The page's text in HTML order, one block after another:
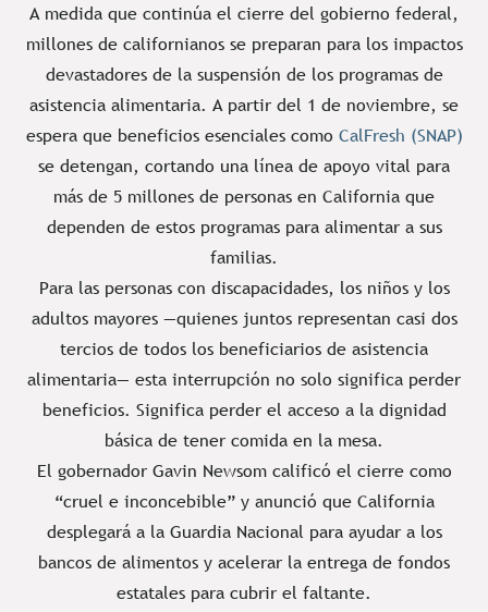
A medida que continúa el cierre del gobierno federal,
millones de californianos se preparan para los impactos
devastadores de la suspensión de los programas de
asistencia alimentaria. A partir del 1 de noviembre, se
espera que beneficios esenciales como CalFresh (SNAP)
se detengan, cortando una línea de apoyo vital para
más de 5 millones de personas en California que
dependen de estos programas para alimentar a sus
familias.
Para las personas con discapacidades, los niños y los
adultos mayores —quienes juntos representan casi dos
tercios de todos los beneficiarios de asistencia
alimentaria— esta interrupción no solo significa perder
beneficios. Significa perder el acceso a la dignidad
básica de tener comida en la mesa.
El gobernador Gavin Newsom calificó el cierre como
“cruel e inconcebible” y anunció que California
desplegará a la Guardia Nacional para ayudar a los
bancos de alimentos y acelerar la entrega de fondos
estatales para cubrir el faltante.